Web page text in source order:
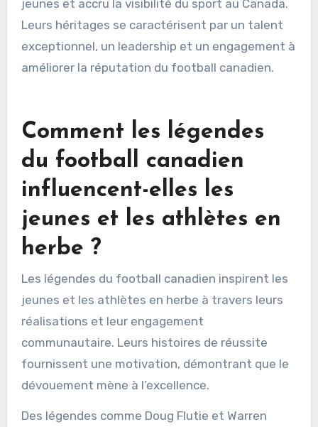
jeunes et accru la visibilité du sport au Canada.
Leurs héritages se caractérisent par un talent
exceptionnel, un leadership et un engagement à
améliorer la réputation du football canadien.
Comment les légendes
du football canadien
influencent-elles les
jeunes et les athlètes en
herbe ?
jeunes et les athlètes en herbe à travers leurs